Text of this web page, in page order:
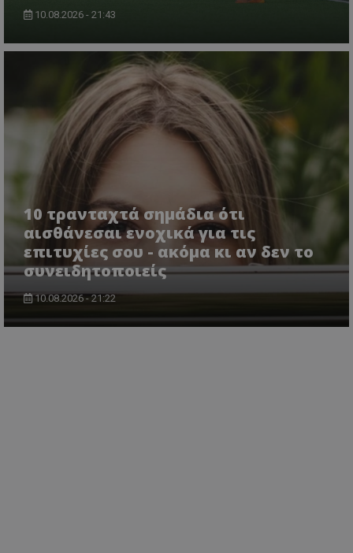
10.08.2026 - 21:43
10 τρανταχτά σημάδια ότι
αισθάνεσαι ενοχικά για τις
επιτυχίες σου - ακόμα κι αν δεν το
συνειδητοποιείς
10.08.2026 - 21:22